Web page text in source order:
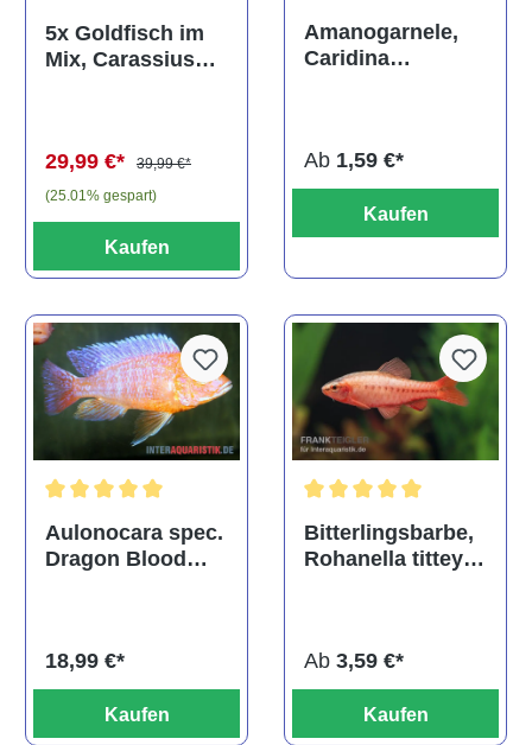
5x Goldfisch im
Mix, Carassius
29,99 €*
39,99 €*
(25.01% gespart)
Kaufen
Amanogarnele,
Caridina
Ab 1,59 €*
Kaufen
Aulonocara spec.
Dragon Blood
18,99 €*
Kaufen
Bitterlingsbarbe,
Rohanella titteya,
Ab 3,59 €*
Kaufen